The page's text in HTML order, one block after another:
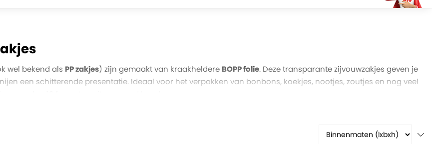
wel bekend als PP zakjes) zijn gemaakt van kraakheldere BOPP folie. Deze transparante zijvouwzakjes geven je
een schitterende presentatie. Ideaal voor het verpakken van bonbons, koekjes, nootjes, zoutjes en nog veel